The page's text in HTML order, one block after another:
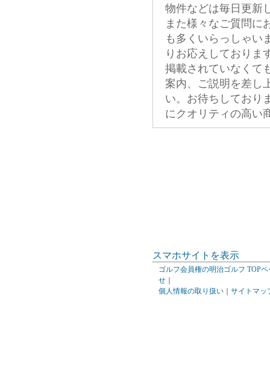
物件などは毎日更新
また様々なご質問に
も多くいらっしゃい
りお応えしておりま
掲載されていなくて
案内、ご説明を差し
い。お待ちしており
にクオリティの高い
スマホサイトを表示
ゴルフ会員権の明治ゴルフ TOPペ
せ
個人情報の取り扱い
サイトマッ